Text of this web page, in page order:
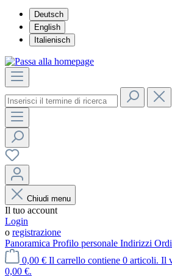
Deutsch
English
Italienisch
Chiudi menu
Il tuo account
Login
o registrazione
Panoramica Profilo personale Indirizzi
0,00 € Il carrello contiene 0 articoli. Il
0,00 €.